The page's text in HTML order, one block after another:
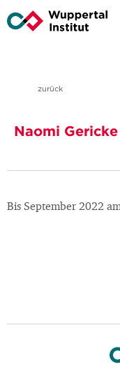
zurück
Naomi Gericke
Bis September 2022